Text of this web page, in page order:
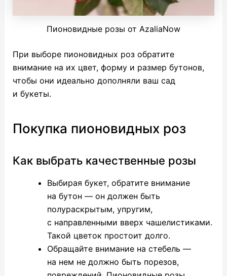
Пионовидные розы от AzaliaNow
При выборе пионовидных роз обратите
внимание на их цвет, форму и размер бутонов,
чтобы они идеально дополняли ваш сад
и букеты.
Покупка пионовидных роз
Как выбрать качественные розы
Выбирая букет, обратите внимание
на бутон — он должен быть
полураскрытым, упругим,
с направленными вверх чашелистиками.
Такой цветок простоит долго.
Обращайте внимание на стебель —
на нем не должно быть порезов,